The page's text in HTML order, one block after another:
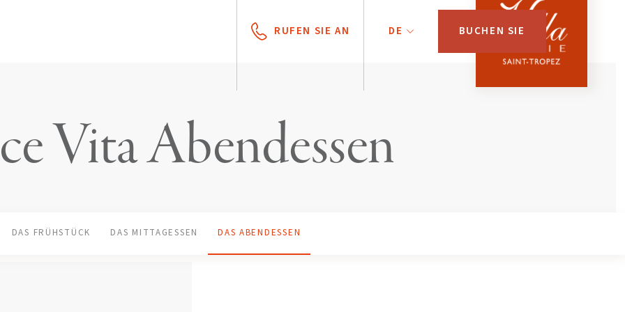
RUFEN SIE AN DE BUCHEN SIE
Vita Abendessen
DAS FRÜHSTÜCK DAS MITTAGESSEN DAS ABENDESSEN